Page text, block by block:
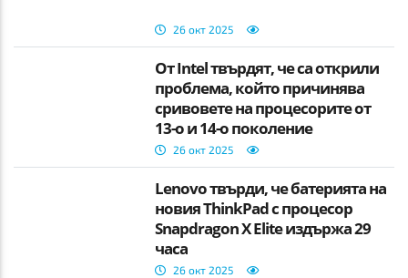
26 окт 2025
От Intel твърдят, че са открили
проблема, който причинява
сривовете на процесорите от
13-о и 14-о поколение
26 окт 2025
Lenovo твърди, че батерията на
новия ThinkPad с процесор
Snapdragon X Elite издържа 29
часа
26 окт 2025